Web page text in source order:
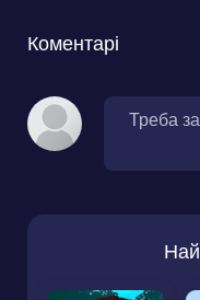
Коментарі
Треба